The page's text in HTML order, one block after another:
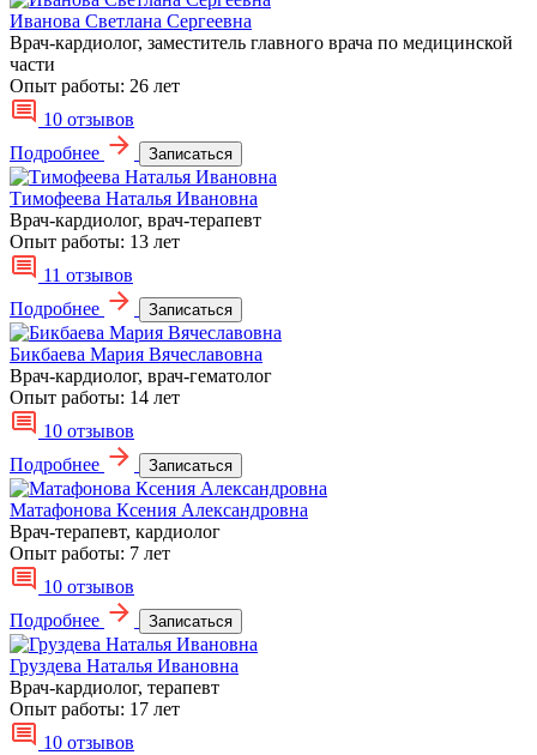
Иванова Светлана Сергеевна
Врач-кардиолог, заместитель главного врача по медицинской
части
Опыт работы: 26 лет
10 отзывов
Подробнее
Записаться
Тимофеева Наталья Ивановна
Врач-кардиолог, врач-терапевт
Опыт работы: 13 лет
11 отзывов
Подробнее
Записаться
Бикбаева Мария Вячеславовна
Врач-кардиолог, врач-гематолог
Опыт работы: 14 лет
10 отзывов
Подробнее
Записаться
Матафонова Ксения Александровна
Врач-терапевт, кардиолог
Опыт работы: 7 лет
10 отзывов
Подробнее
Записаться
Груздева Наталья Ивановна
Врач-кардиолог, терапевт
Опыт работы: 17 лет
10 отзывов